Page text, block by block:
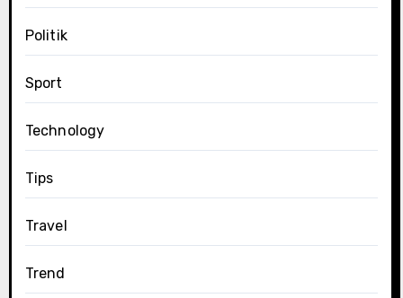
Politik
Sport
Technology
Tips
Travel
Trend